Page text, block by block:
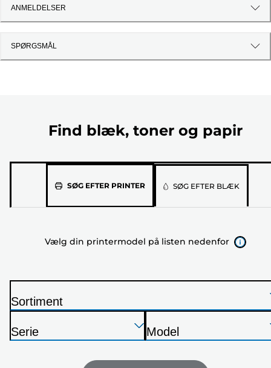
ANMELDELSER
SPØRGSMÅL
Find blæk, toner og papir
SØG EFTER PRINTERVælg
listen
SØG EFTER BLÆK
Vælg din printermodel på listen nedenfor
Tryk
Enter
P
Sortiment
Tryk
Enter
P
Serie
Tryk
Enter
P
r
Model